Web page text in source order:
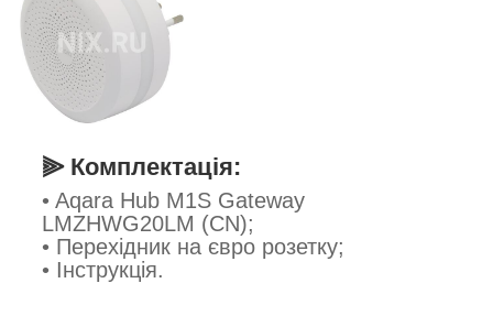
⫸ Комплектація:
• Aqara Hub M1S Gateway
LMZHWG20LM (CN);
• Перехідник на євро розетку;
• Інструкція.